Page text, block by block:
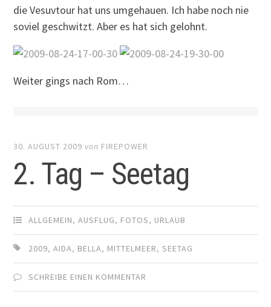
die Vesuvtour hat uns umgehauen. Ich habe noch nie
soviel geschwitzt. Aber es hat sich gelohnt.
Weiter gings nach Rom…
30. AUGUST 2009 von FIREPOWER
2. Tag – Seetag
ALLGEMEIN,AUSFLUG, FOTOS, URLAUB
2009,AIDA, BELLA, MITTELMEER,SEETAG
SCHREIBE EINEN KOMMENTAR